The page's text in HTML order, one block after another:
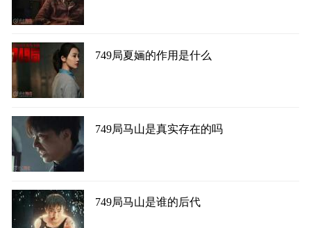
749局夏婳的作用是什么
749局马山是真实存在的吗
749局马山是谁的后代